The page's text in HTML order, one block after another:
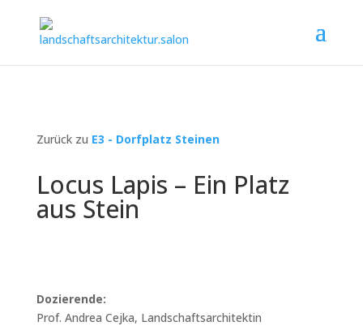
Zurück zu E3 - Dorfplatz Steinen
Locus Lapis – Ein Platz
aus Stein
Dozierende:
Prof. Andrea Cejka, Landschaftsarchitektin